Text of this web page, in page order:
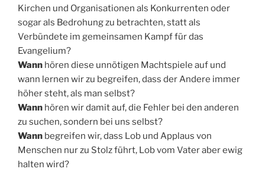
Kirchen und Organisationen als Konkurrenten oder
sogar als Bedrohung zu betrachten, statt als
Verbündete im gemeinsamen Kampf für das
Evangelium?
Wann hören diese unnötigen Machtspiele auf und
wann lernen wir zu begreifen, dass der Andere immer
höher steht, als man selbst?
Wann hören wir damit auf, die Fehler bei den anderen
zu suchen, sondern bei uns selbst?
Wann begreifen wir, dass Lob und Applaus von
Menschen nur zu Stolz führt, Lob vom Vater aber ewig
halten wird?